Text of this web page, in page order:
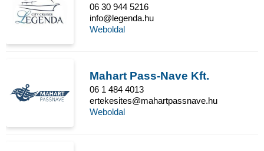
06 30 944 5216
info@legenda.hu
Weboldal
Mahart Pass-Nave Kft.
06 1 484 4013
ertekesites@mahartpassnave.hu
Weboldal